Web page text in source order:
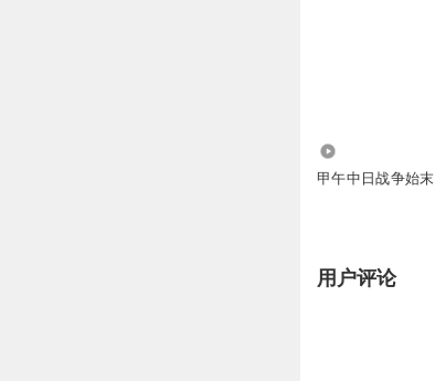
甲午中日战争始末
用户评论